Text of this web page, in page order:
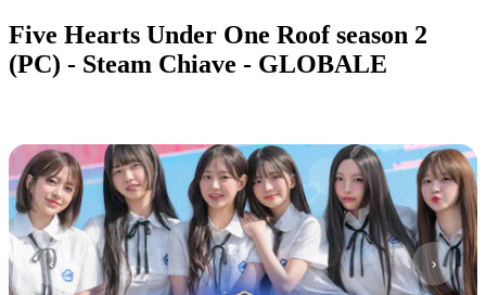
Five Hearts Under One Roof season 2
(PC) - Steam Chiave - GLOBALE